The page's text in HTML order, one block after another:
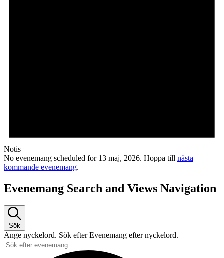
Notis
No evenemang scheduled for 13 maj, 2026. Hoppa till nästa
kommande evenemang.
Evenemang Search and Views Navigation
Sök
Ange nyckelord. Sök efter Evenemang efter nyckelord.